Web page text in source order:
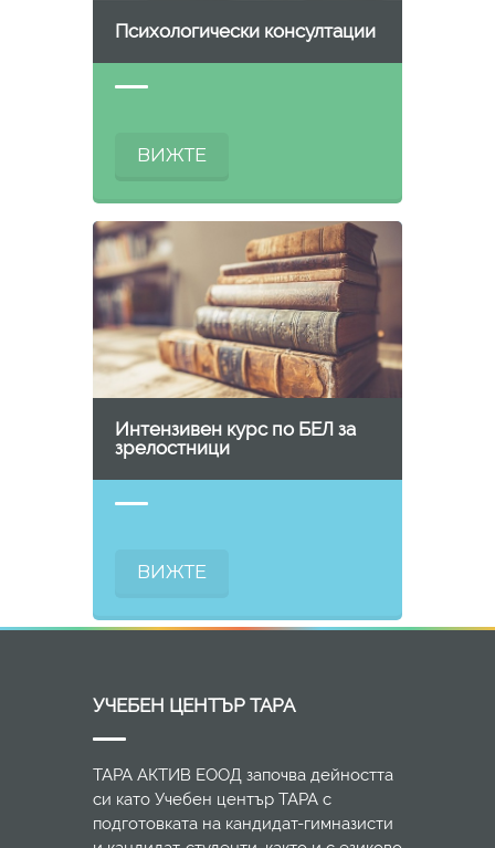
Психологически консултации
ВИЖТЕ
Интензивен курс по БЕЛ за
зрелостници
ВИЖТЕ
УЧЕБЕН ЦЕНТЪР ТАРА
ТАРА АКТИВ ЕООД започва дейността
си като Учебен център ТАРА с
подготовката на кандидат-гимназисти